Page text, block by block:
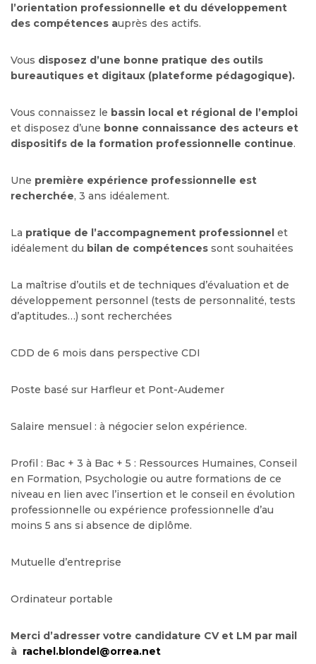
l’orientation professionnelle et du développement
des compétences auprès des actifs.
Vous disposez d’une bonne pratique des outils
bureautiques et digitaux (plateforme pédagogique).
Vous connaissez le bassin local et régional de l’emploi
et disposez d’une bonne connaissance des acteurs et
dispositifs de la formation professionnelle continue.
Une première expérience professionnelle est
recherchée, 3 ans idéalement.
La pratique de l’accompagnement professionnel et
idéalement du bilan de compétences sont souhaitées
La maîtrise d’outils et de techniques d’évaluation et de
développement personnel (tests de personnalité, tests
d’aptitudes…) sont recherchées
CDD de 6 mois dans perspective CDI
Poste basé sur Harfleur et Pont-Audemer
Salaire mensuel : à négocier selon expérience.
Profil : Bac + 3 à Bac + 5 : Ressources Humaines, Conseil
en Formation, Psychologie ou autre formations de ce
niveau en lien avec l’insertion et le conseil en évolution
professionnelle ou expérience professionnelle d’au
moins 5 ans si absence de diplôme.
Mutuelle d’entreprise
Ordinateur portable
Merci d’adresser votre candidature CV et LM par mail
à rachel.blondel@orrea.net